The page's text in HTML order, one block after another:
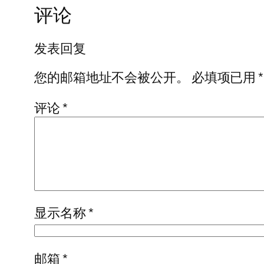
评论
发表回复
您的邮箱地址不会被公开。
必填项已用*
评论*
显示名称*
邮箱*